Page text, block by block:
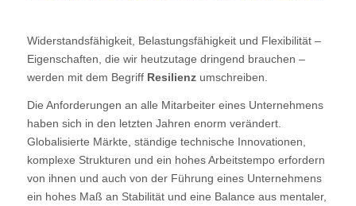
Widerstandsfähigkeit, Belastungsfähigkeit und Flexibilität –
Eigenschaften, die wir heutzutage dringend brauchen –
werden mit dem Begriff Resilienzumschreiben.
Die Anforderungen an alle Mitarbeiter eines Unternehmens
haben sich in den letzten Jahren enorm verändert.
Globalisierte Märkte, ständige technische Innovationen,
komplexe Strukturen und ein hohes Arbeitstempo erfordern
von ihnen und auch von der Führung eines Unternehmens
ein hohes Maß an Stabilität und eine Balance aus mentaler,